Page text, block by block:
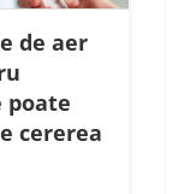
de aer
poate
cererea